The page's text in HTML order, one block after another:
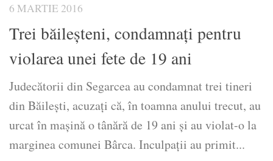
6 MARTIE 2016
Trei băileșteni, condamnați pentru
violarea unei fete de 19 ani
Judecătorii din Segarcea au condamnat trei tineri
din Băilești, acuzați că, în toamna anului trecut, au
urcat în mașină o tânără de 19 ani și au violat-o la
marginea comunei Bârca. Inculpații au primit...